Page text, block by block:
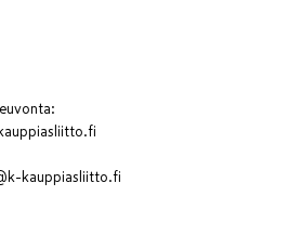
kauppiasliitto.fi